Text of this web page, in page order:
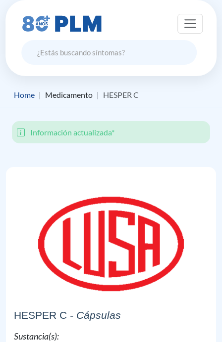
Home Medicamento HESPER C
Información actualizada*
HESPER C - Cápsulas
Sustancia(s):